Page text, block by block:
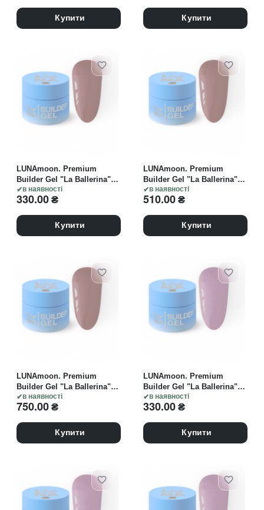
Купити Купити
в наявності
LUNAmoon. Premium
Builder Gel "La Ballerina"
#05, 15 ml, моделюючий
гель
330.00₴
Купити
в наявності
LUNAmoon. Premium
Builder Gel "La Ballerina"
#05, 30 ml, моделюючий
гель
510.00₴
Купити
в наявності
LUNAmoon. Premium
Builder Gel "La Ballerina"
#05, 50 ml, моделюючий
гель
750.00₴
Купити
в наявності
LUNAmoon. Premium
Builder Gel "La Ballerina"
#08, 15 ml, моделюючий
гель
330.00₴
Купити